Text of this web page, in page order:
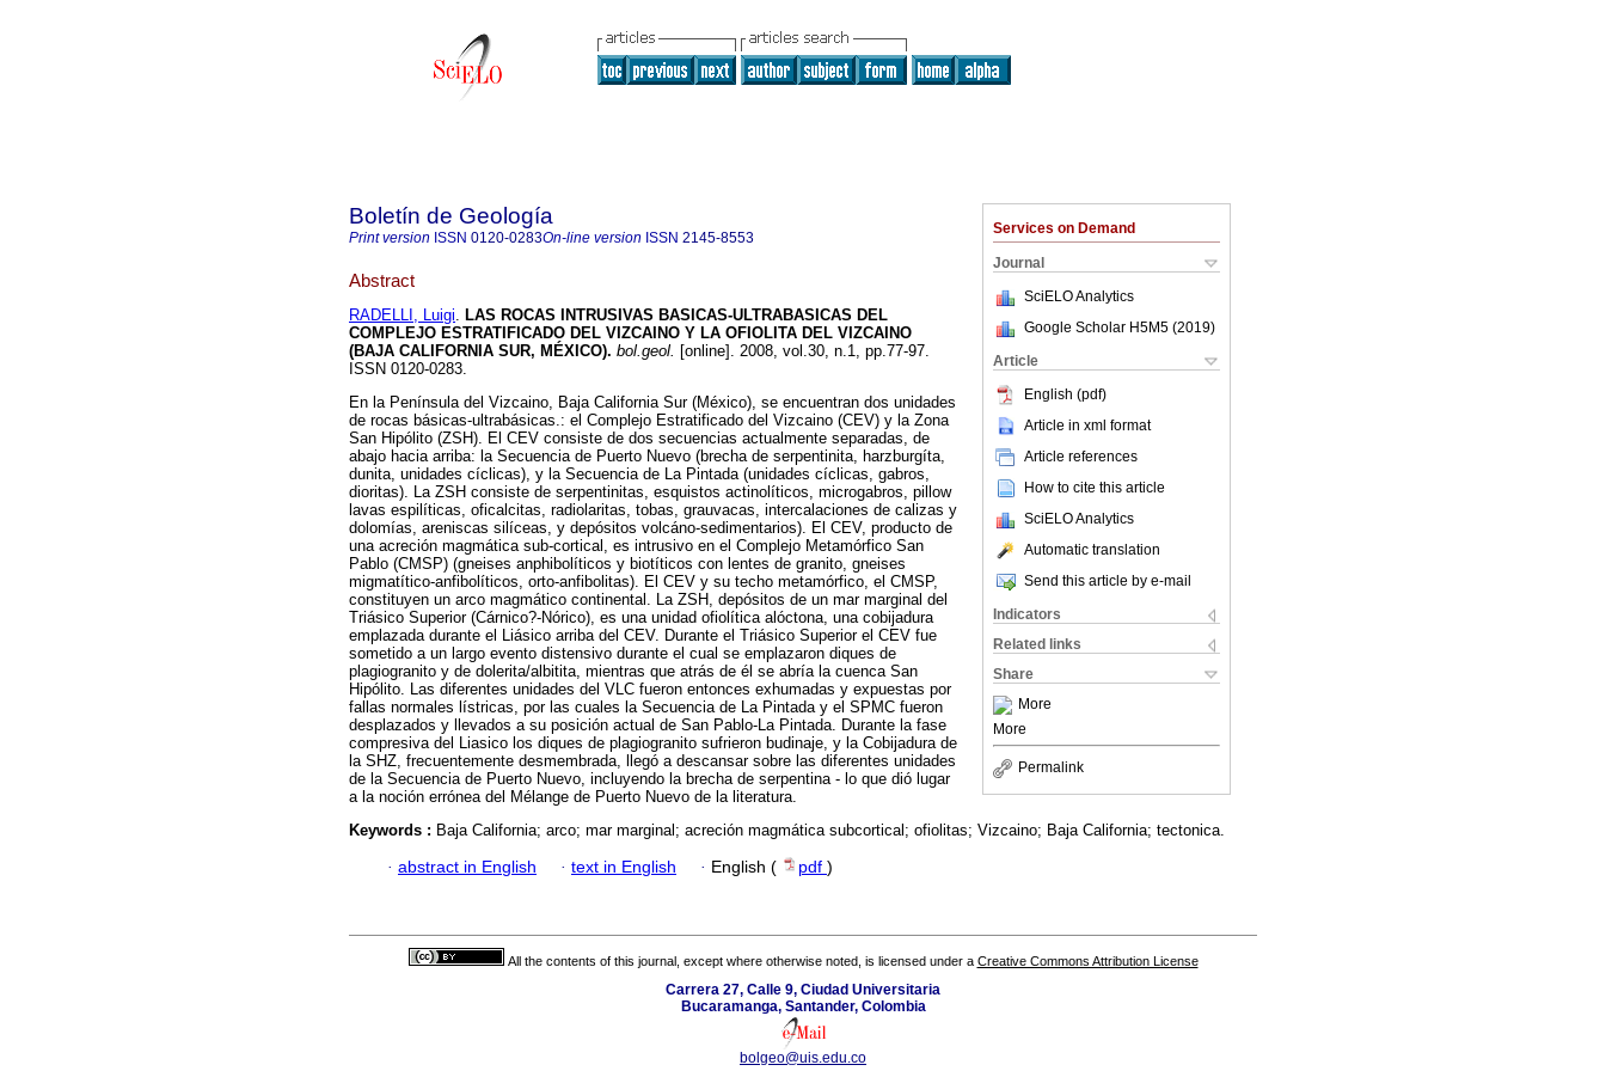
Services on Demand
Journal
SciELO Analytics
Google Scholar H5M5 (2019)
Article
English (pdf)
Article in xml format
Article references
How to cite this article
SciELO Analytics
Automatic translation
Send this article by e-mail
Indicators
Related links
Share
More
More
Permalink
Boletín de Geología
Print version ISSN 0120-0283On-line version ISSN 2145-8553
Abstract
RADELLI, Luigi. LAS ROCAS INTRUSIVAS BASICAS-ULTRABASICAS DEL
COMPLEJO ESTRATIFICADO DEL VIZCAINO Y LA OFIOLITA DEL VIZCAINO
(BAJA CALIFORNIA SUR, MÉXICO). bol.geol. [online]. 2008, vol.30, n.1, pp.77-97.
ISSN 0120-0283.
En la Península del Vizcaino, Baja California Sur (México), se encuentran dos unidades
de rocas básicas-ultrabásicas.: el Complejo Estratificado del Vizcaino (CEV) y la Zona
San Hipólito (ZSH). El CEV consiste de dos secuencias actualmente separadas, de
abajo hacia arriba: la Secuencia de Puerto Nuevo (brecha de serpentinita, harzburgíta,
dunita, unidades cíclicas), y la Secuencia de La Pintada (unidades cíclicas, gabros,
dioritas). La ZSH consiste de serpentinitas, esquistos actinolíticos, microgabros, pillow
lavas espilíticas, oficalcitas, radiolaritas, tobas, grauvacas, intercalaciones de calizas y
dolomías, areniscas silíceas, y depósitos volcáno-sedimentarios). El CEV, producto de
una acreción magmática sub-cortical, es intrusivo en el Complejo Metamórfico San
Pablo (CMSP) (gneises anphibolíticos y biotíticos con lentes de granito, gneises
migmatítico-anfibolíticos, orto-anfibolitas). El CEV y su techo metamórfico, el CMSP,
constituyen un arco magmático continental. La ZSH, depósitos de un mar marginal del
Triásico Superior (Cárnico?-Nórico), es una unidad ofiolítica alóctona, una cobijadura
emplazada durante el Liásico arriba del CEV. Durante el Triásico Superior el CEV fue
sometido a un largo evento distensivo durante el cual se emplazaron diques de
plagiogranito y de dolerita/albitita, mientras que atrás de él se abría la cuenca San
Hipólito. Las diferentes unidades del VLC fueron entonces exhumadas y expuestas por
fallas normales lístricas, por las cuales la Secuencia de La Pintada y el SPMC fueron
desplazados y llevados a su posición actual de San Pablo-La Pintada. Durante la fase
compresiva del Liasico los diques de plagiogranito sufrieron budinaje, y la Cobijadura de
la SHZ, frecuentemente desmembrada, llegó a descansar sobre las diferentes unidades
de la Secuencia de Puerto Nuevo, incluyendo la brecha de serpentina - lo que dió lugar
a la noción errónea del Mélange de Puerto Nuevo de la literatura.
Keywords : Baja California; arco; mar marginal; acreción magmática subcortical; ofiolitas; Vizcaino; Baja California; tectonica.
· abstract in English · text in English · English ( pdf )
All the contents of this journal, except where otherwise noted, is licensed under a Creative Commons Attribution License
Carrera 27, Calle 9, Ciudad Universitaria
Bucaramanga, Santander, Colombia
bolgeo@uis.edu.co